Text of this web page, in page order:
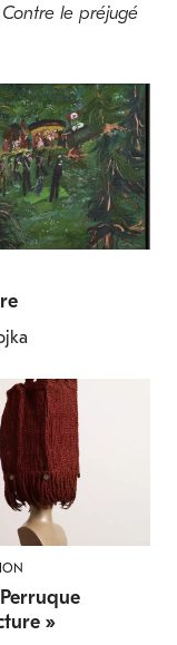
Contre le préjugé
»